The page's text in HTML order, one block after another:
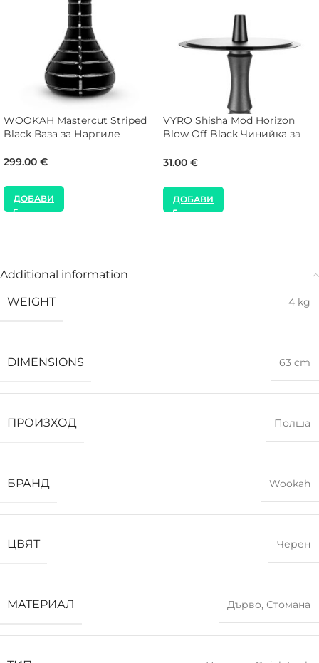
WOOKAH Mastercut Striped
Black Ваза за Наргиле
299.00 €
ДОБАВИ
VYRO Shisha Mod Horizon
Blow Off Black Чинийка за
31.00 €
ДОБАВИ
Additional information
WEIGHT
4 kg
DIMENSIONS 63 cm
ПРОИЗХОД Полша
БРАНД Wookah
ЦВЯТ Черен
МАТЕРИАЛ Дърво, Стомана